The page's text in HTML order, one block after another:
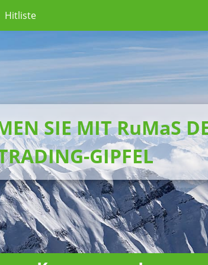
Hitliste
SIE MIT RuMaS
GIPFEL